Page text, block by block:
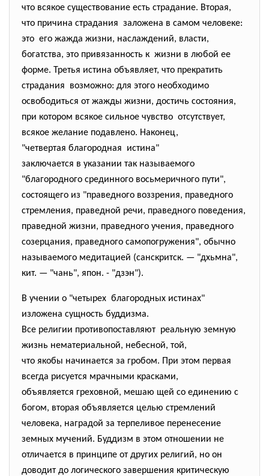
что всякое существование есть страдание. Вторая,
что причина страдания заложена в самом человеке:
это его жажда жизни, наслаждений, власти,
богатства, это привязанность к жизни в любой ее
форме. Третья истина объявляет, что прекратить
страдания возможно: для этого необходимо
освободиться от жажды жизни, достичь состояния,
при котором всякое сильное чувство отсутствует,
всякое желание подавлено. Наконец,
"четвертая благородная истина"
заключается в указании так называемого
"благородного срединного восьмеричного пути",
состоящего из "праведного воззрения, праведного
стремления, праведной речи, праведного поведения,
праведной жизни, праведного учения, праведного
созерцания, праведного самопогружения", обычно
называемого медитацией (санскритск. — "дхьмна",
кит. — "чань", япон. - "дзэн").
В учении о "четырех благородных истинах"
изложена сущность буддизма.
Все религии противопоставляют реальную земную
жизнь нематериальной, небесной, той,
что якобы начинается за гробом. При этом первая
всегда рисуется мрачными красками,
объявляется греховной, мешаю щей со единению с
богом, вторая объявляется целью стремлений
человека, наградой за терпеливое перенесение
земных мучений. Буддизм в этом отношении не
отличается в принципе от других религий, но он
доводит до логического завершения критическую